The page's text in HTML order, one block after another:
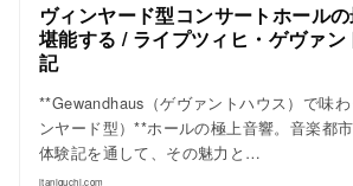
ヴィンヤード型コンサートホール
堪能する / ライプツィヒ・ゲヴァ
記
**Gewandhaus（ゲヴァントハウス）で味
ンヤード型）**ホールの極上音響。音楽都
体験記を通して、その魅力と…
jtaniguchi.com